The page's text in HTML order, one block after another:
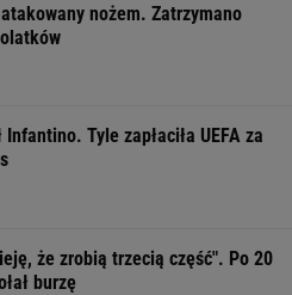
nożem. Zatrzymano
Infantino. Tyle zapłaciła UEFA za
że zrobią trzecią część". Po 20
burzę